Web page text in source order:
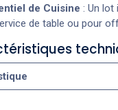
de Cuisine : Un lot
de table ou pour